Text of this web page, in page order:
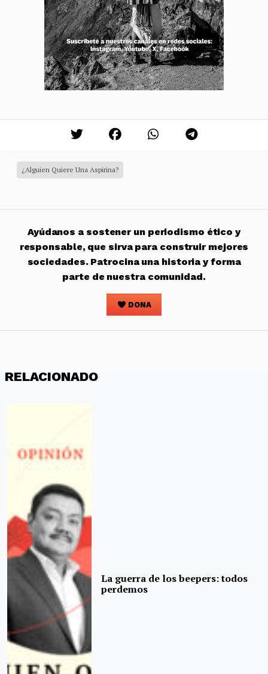
¿Alguien Quiere Una Aspirina?
Ayúdanos a sostener un periodismo ético y
responsable, que sirva para construir mejores
sociedades. Patrocina una historia y forma
parte de nuestra comunidad.
DONA
RELACIONADO
La guerra de los beepers: todos
perdemos